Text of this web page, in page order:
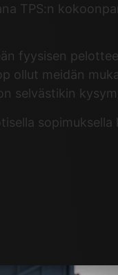
TPS:n
fyysisen
ollut meidän
selvästikin